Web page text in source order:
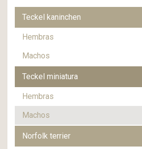
Teckel kaninchen
Hembras
Machos
Teckel miniatura
Hembras
Machos
Norfolk terrier